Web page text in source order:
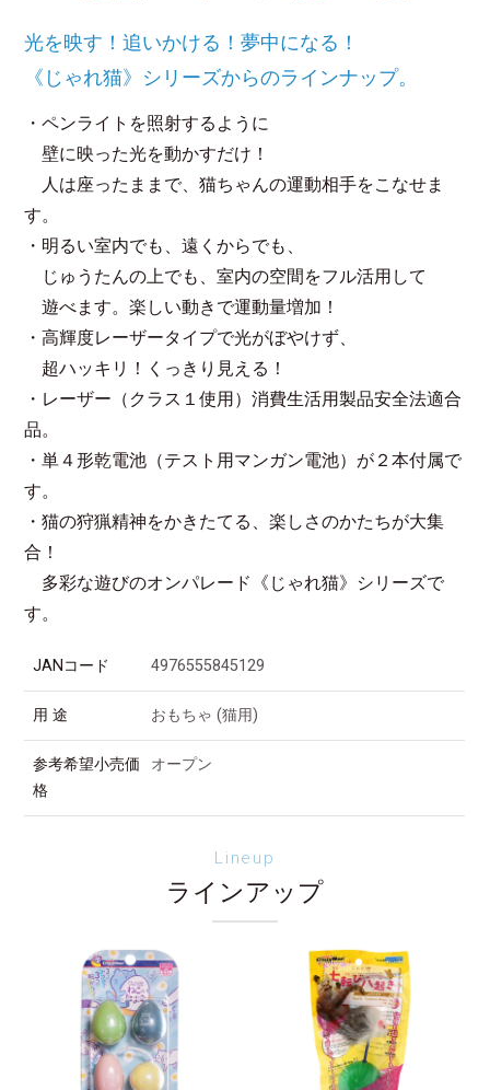
光を映す！追いかける！夢中になる！
《じゃれ猫》シリーズからのラインナップ。
・ペンライトを照射するように
壁に映った光を動かすだけ！
人は座ったままで、猫ちゃんの運動相手をこなせま
す。
・明るい室内でも、遠くからでも、
じゅうたんの上でも、室内の空間をフル活用して
遊べます。楽しい動きで運動量増加！
・高輝度レーザータイプで光がぼやけず、
超ハッキリ！くっきり見える！
・レーザー（クラス１使用）消費生活用製品安全法適合
品。
・単４形乾電池（テスト用マンガン電池）が２本付属で
す。
・猫の狩猟精神をかきたてる、楽しさのかたちが大集
合！
多彩な遊びのオンパレード《じゃれ猫》シリーズで
す。
JANコード 4976555845129
用 途 おもちゃ (猫用)
参考希望小売価
格
オープン
Lineup
ラインアップ